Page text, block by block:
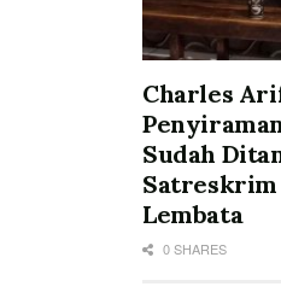
Charles
Sudah
Satreskrim
Lembata
0 SHARES